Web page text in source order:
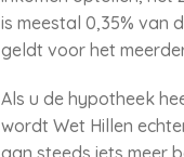
is meestal 0,35% van
geldt voor het
Als u de hypotheek
wordt Wet Hillen
aan steeds iets meer